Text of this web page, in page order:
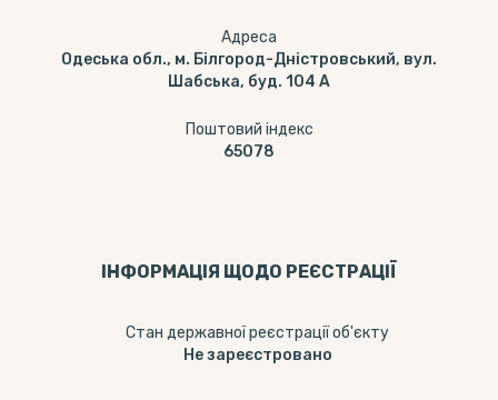
Адреса
Одеська обл., м. Білгород-Дністровський, вул.
Шабська, буд. 104 А
Поштовий індекс
65078
ІНФОРМАЦІЯ ЩОДО РЕЄСТРАЦІЇ
Стан державної реєстрації об'єкту
Не зареєстровано